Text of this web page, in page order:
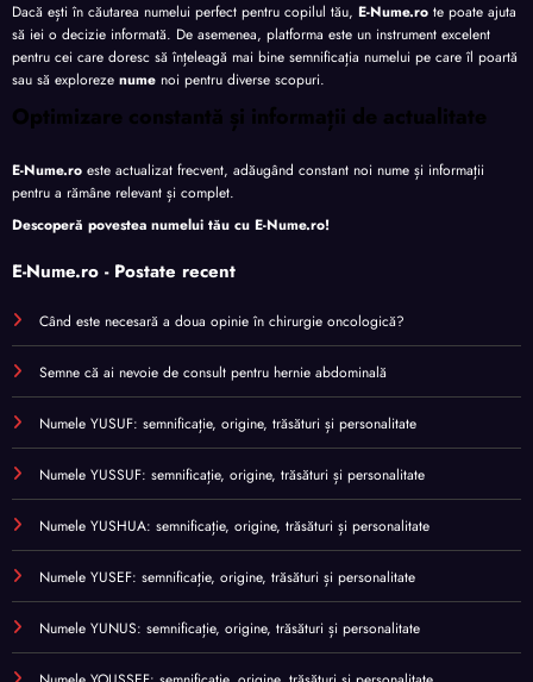
Dacă ești în căutarea numelui perfect pentru copilul tău, E-Nume.ro te poate ajuta
să iei o decizie informată. De asemenea, platforma este un instrument excelent
pentru cei care doresc să înțeleagă mai bine semnificația numelui pe care îl poartă
sau să exploreze nume noi pentru diverse scopuri.
Optimizare constantă și informații de actualitate
E-Nume.ro este actualizat frecvent, adăugând constant noi nume și informații
pentru a rămâne relevant și complet.
Descoperă povestea numelui tău cu E-Nume.ro!
E-Nume.ro - Postate recent
Când este necesară a doua opinie în chirurgie oncologică?
Semne că ai nevoie de consult pentru hernie abdominală
Numele YUSUF: semnificație, origine, trăsături și personalitate
Numele YUSSUF: semnificație, origine, trăsături și personalitate
Numele YUSHUA: semnificație, origine, trăsături și personalitate
Numele YUSEF: semnificație, origine, trăsături și personalitate
Numele YUNUS: semnificație, origine, trăsături și personalitate